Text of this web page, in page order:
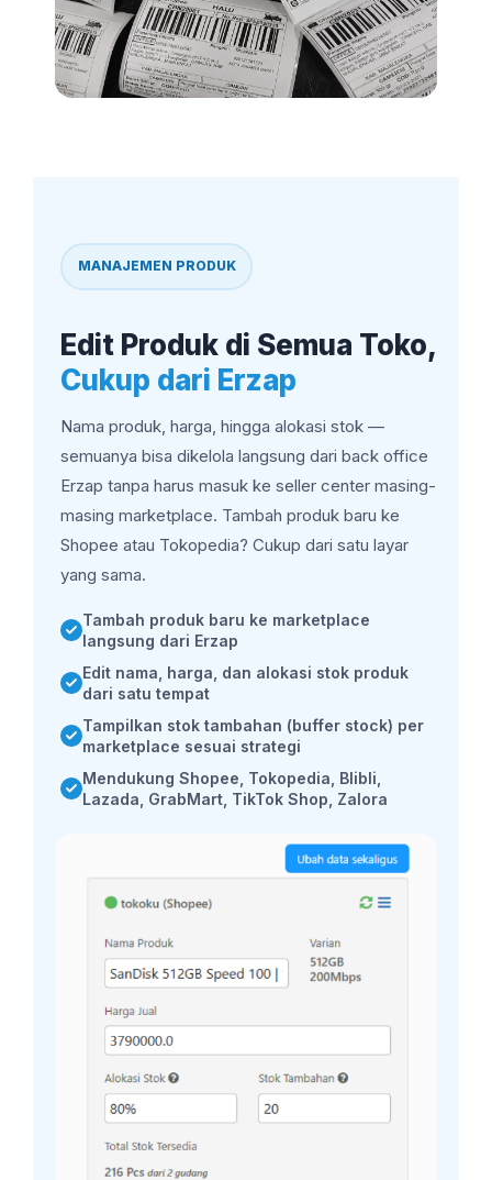
MANAJEMEN PRODUK
Edit Produk di Semua Toko,
Cukup dari Erzap
Nama produk, harga, hingga alokasi stok —
semuanya bisa dikelola langsung dari back office
Erzap tanpa harus masuk ke seller center masing-
masing marketplace. Tambah produk baru ke
Shopee atau Tokopedia? Cukup dari satu layar
yang sama.
Tambah produk baru ke marketplace
langsung dari Erzap
Edit nama, harga, dan alokasi stok produk
dari satu tempat
Tampilkan stok tambahan (buffer stock) per
marketplace sesuai strategi
Mendukung Shopee, Tokopedia, Blibli,
Lazada, GrabMart, TikTok Shop, Zalora